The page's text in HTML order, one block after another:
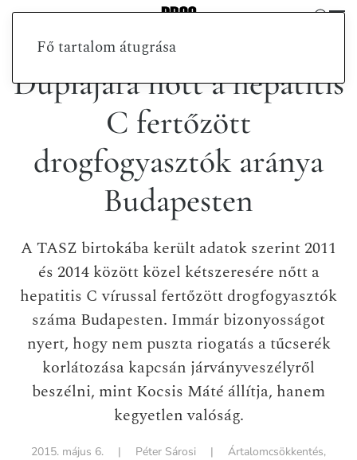
Fő tartalom átugrása
Duplájára nőtt a hepatitis
C fertőzött
drogfogyasztók aránya
Budapesten
A TASZ birtokába került adatok szerint 2011
és 2014 között közel kétszeresére nőtt a
hepatitis C vírussal fertőzött drogfogyasztók
száma Budapesten. Immár bizonyosságot
nyert, hogy nem puszta riogatás a tűcserék
korlátozása kapcsán járványveszélyről
beszélni, mint Kocsis Máté állítja, hanem
kegyetlen valóság.
2015. május 6. | Péter Sárosi | Ártalomcsökkentés,